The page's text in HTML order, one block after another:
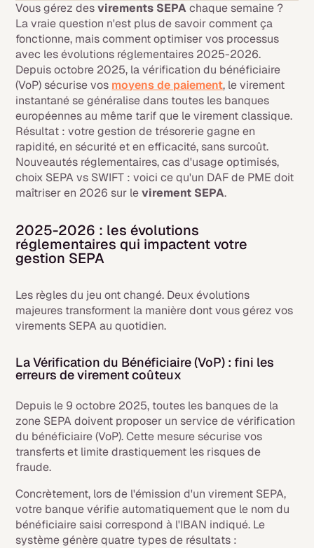
Vous gérez desvirements SEPAchaque semaine ?
La vraie question n'est plus de savoir comment ça
fonctionne, mais comment optimiser vos processus
avec les évolutions réglementaires 2025-2026.
Depuis octobre 2025, la vérification du bénéficiaire
(VoP) sécurise vos moyens de paiement, le virement
instantané se généralise dans toutes les banques
européennes au même tarif que le virement classique.
Résultat : votre gestion de trésorerie gagne en
rapidité, en sécurité et en efficacité, sans surcoût.
Nouveautés réglementaires, cas d'usage optimisés,
choix SEPA vs SWIFT : voici ce qu'un DAF de PME doit
maîtriser en 2026 sur levirement SEPA.
2025-2026 : les évolutions
réglementaires qui impactent votre
gestion SEPA
Les règles du jeu ont changé. Deux évolutions
majeures transforment la manière dont vous gérez vos
virements SEPA au quotidien.
La Vérification du Bénéficiaire (VoP) : fini les
erreurs de virement coûteux
Depuis le 9 octobre 2025, toutes les banques de la
zone SEPA doivent proposer un service de vérification
du bénéficiaire (VoP). Cette mesure sécurise vos
transferts et limite drastiquement les risques de
fraude.
Concrètement, lors de l'émission d'un virement SEPA,
votre banque vérifie automatiquement que le nom du
bénéficiaire saisi correspond à l'IBAN indiqué. Le
système génère quatre types de résultats :